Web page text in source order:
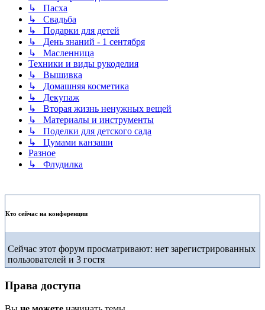
↳ Пасха
↳ Свадьба
↳ Подарки для детей
↳ День знаний - 1 сентября
↳ Масленница
Техники и виды рукоделия
↳ Вышивка
↳ Домашняя косметика
↳ Декупаж
↳ Вторая жизнь ненужных вещей
↳ Материалы и инструменты
↳ Поделки для детского сада
↳ Цумами канзаши
Разное
↳ Флудилка
Кто сейчас на конференции
Сейчас этот форум просматривают: нет зарегистрированных
пользователей и 3 гостя
Права доступа